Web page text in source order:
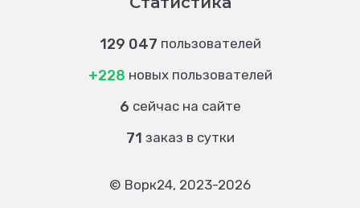
129 047 пользователей
+228 новых пользователей
6 сейчас на сайте
71 заказ в сутки
© Ворк24, 2023-2026